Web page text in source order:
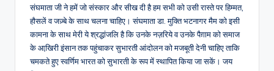
संघमाता जी ने हमें जो संस्कार और सीख दी है हम सभी को उसी रास्ते पर हिम्मत,
हौसलें व जज़्बे के साथ चलना चाहिए। संघमाता डा. मुक्ति भटनागर मैम को इसी
कामना के साथ मेरी ये श्रद्धांजलि है कि उनके नज़रिये व उनके पैग़ाम को समाज
के आखि़री इंसान तक पहुंचाकर सुभारती आंदोलन को मजबूती देनी चाहिए ताकि
चमकते हुए स्वर्णिम भारत को सुभारती के रूप में स्थापित किया जा सकें। जय